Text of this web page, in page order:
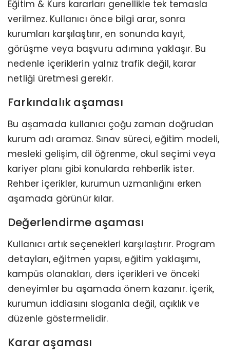
Eğitim & Kurs kararları genellikle tek temasla
verilmez. Kullanıcı önce bilgi arar, sonra
kurumları karşılaştırır, en sonunda kayıt,
görüşme veya başvuru adımına yaklaşır. Bu
nedenle içeriklerin yalnız trafik değil, karar
netliği üretmesi gerekir.
Farkındalık aşaması
Bu aşamada kullanıcı çoğu zaman doğrudan
kurum adı aramaz. Sınav süreci, eğitim modeli,
mesleki gelişim, dil öğrenme, okul seçimi veya
kariyer planı gibi konularda rehberlik ister.
Rehber içerikler, kurumun uzmanlığını erken
aşamada görünür kılar.
Değerlendirme aşaması
Kullanıcı artık seçenekleri karşılaştırır. Program
detayları, eğitmen yapısı, eğitim yaklaşımı,
kampüs olanakları, ders içerikleri ve önceki
deneyimler bu aşamada önem kazanır. İçerik,
kurumun iddiasını sloganla değil, açıklık ve
düzenle göstermelidir.
Karar aşaması